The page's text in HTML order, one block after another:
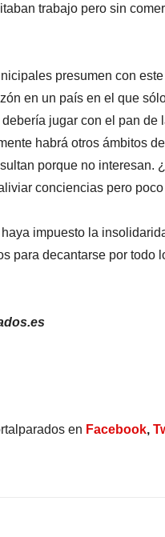
trabajo pero sin
presumen con
en un país en el que
jugar con el pan
habrá otros ámbitos
porque no interesan.
conciencias pero poco
impuesto la
para decantarse por todo
en Facebook,